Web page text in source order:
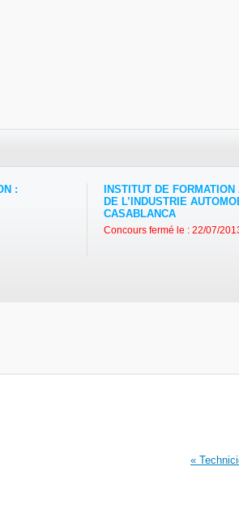
:
INSTITUT DE
DE L’INDUSTRIE
CASABLANCA
Concours fermé le : 22/07/
«